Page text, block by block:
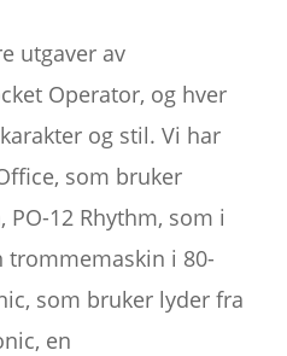
utgaver av
Operator, og hver
og stil. Vi har
som bruker
12 Rhythm, som i
trommemaskin i 80-
som bruker lyder fra
en